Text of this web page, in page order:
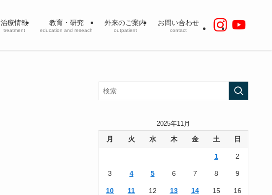
治療情報
treatment
教育・研究
education and reseach
外来のご案内
outpatient
お問い合わせ
contact
2025年11月
月 火 水 木 金 土 日
1 2
3 4 5 6 7 8 9
10 11 12 13 14 15 16